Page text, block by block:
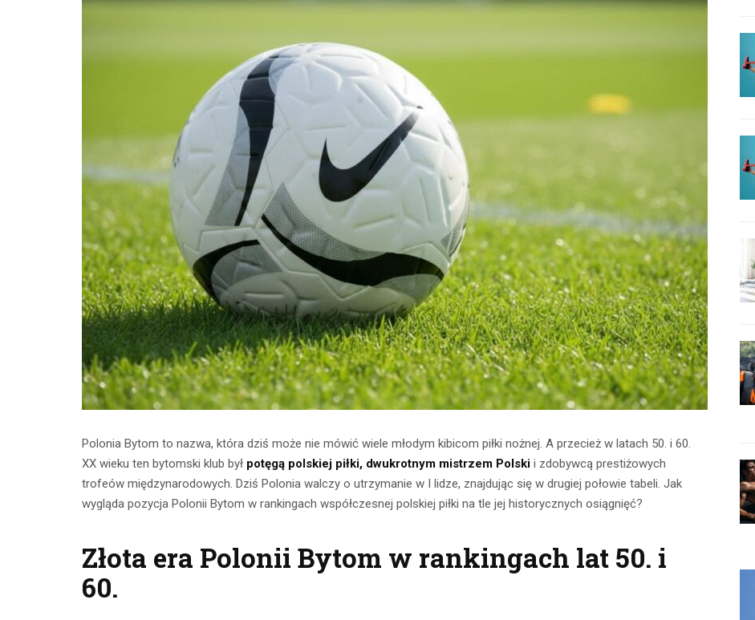
Polonia Bytom to nazwa, która dziś może nie mówić wiele młodym kibicom piłki nożnej. A przecież w latach 50. i 60.
XX wieku ten bytomski klub był potęgą polskiej piłki, dwukrotnym mistrzem Polski i zdobywcą prestiżowych
trofeów międzynarodowych. Dziś Polonia walczy o utrzymanie w I lidze, znajdując się w drugiej połowie tabeli. Jak
wygląda pozycja Polonii Bytom w rankingach współczesnej polskiej piłki na tle jej historycznych osiągnięć?
Złota era Polonii Bytom w rankingach lat 50. i
60.